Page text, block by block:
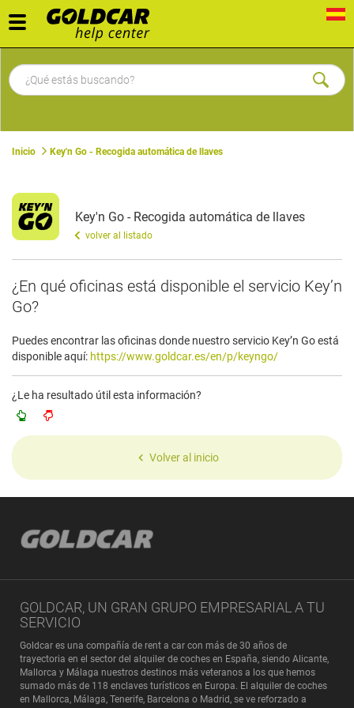
Toggle
navigation
Inicio Key'n Go - Recogida automática de llaves
Key'n Go - Recogida automática de llaves
volver al listado
¿En qué oficinas está disponible el servicio Key’n
Go?
Puedes encontrar las oficinas donde nuestro servicio Key’n Go está
disponible aquí: https://www.goldcar.es/en/p/keyngo/
¿Le ha resultado útil esta información?
Volver al inicio
GOLDCAR, UN GRAN GRUPO EMPRESARIAL A TU
SERVICIO
Goldcar es una compañía de rent a car con más de 30 años de
trayectoria en el sector del alquiler de coches en España, siendo Alicante,
Mallorca y Málaga nuestros destinos más veteranos a los que hemos
sumado más de 118 enclaves turísticos en Europa. El alquiler de coches
en Mallorca, Málaga, Tenerife, Barcelona o Madrid, se ve reforzado a